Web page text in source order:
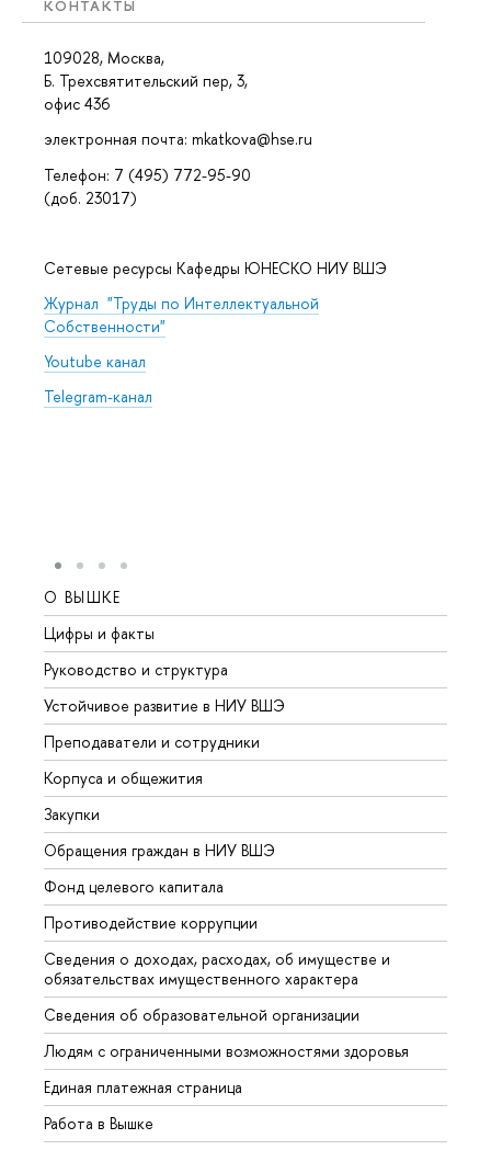
КОНТАКТЫ
109028, Москва,
Б. Трехсвятительский пер, 3,
офис 436
электронная почта: mkatkova@hse.ru
Телефон: 7 (495) 772-95-90
(доб. 23017)
Сетевые ресурсы Кафедры ЮНЕСКО НИУ ВШЭ
Журнал "Труды по Интеллектуальной
Собственности"
Youtube канал
Telegram-канал
О ВЫШКЕ
Цифры и факты
Руководство и структура
Устойчивое развитие в НИУ ВШЭ
Преподаватели и сотрудники
Корпуса и общежития
Закупки
Обращения граждан в НИУ ВШЭ
Фонд целевого капитала
Противодействие коррупции
Сведения о доходах, расходах, об имуществе и
обязательствах имущественного характера
Сведения об образовательной организации
Людям с ограниченными возможностями здоровья
Единая платежная страница
Работа в Вышке